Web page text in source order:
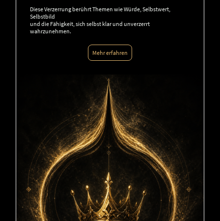
Diese Verzerrung berührt Themen wie Würde, Selbstwert,
Selbstbild
und die Fähigkeit, sich selbst klar und unverzerrt
wahrzunehmen.
Mehr erfahren